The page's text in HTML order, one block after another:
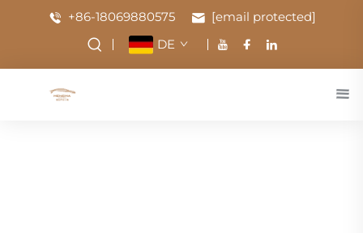
+86-18069880575
[email protected]
DE